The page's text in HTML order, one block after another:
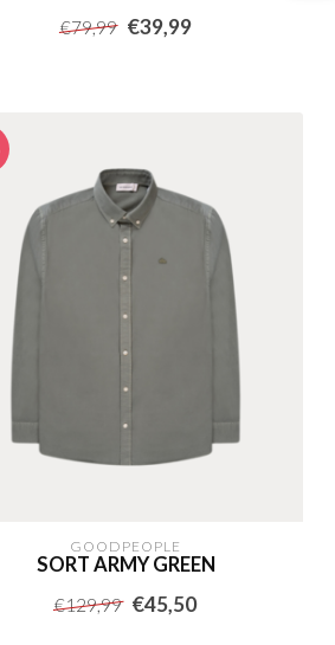
€79,99 €39,99
GOODPEOPLE
SORT ARMY GREEN
€129,99 €45,50